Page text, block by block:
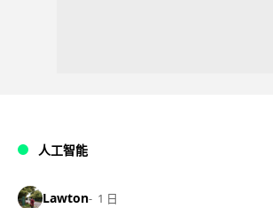
人工智能
Lawton 1 日